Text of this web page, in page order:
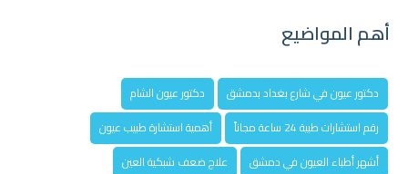
أهم المواضيع
دكتور عيون في شارع بغداد بدمشق
دكتور عيون الشام
رقم استشارات طبية 24 ساعة مجاناً
أهمية استشارة طبيب عيون
أشهر أطباء العيون في دمشق
علاج ضعف شبكية العين